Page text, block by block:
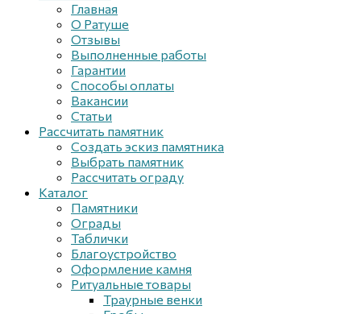
Главная
О Ратуше
Отзывы
Выполненные работы
Гарантии
Способы оплаты
Вакансии
Статьи
Рассчитать памятник
Создать эскиз памятника
Выбрать памятник
Рассчитать ограду
Каталог
Памятники
Ограды
Таблички
Благоустройствo
Оформление камня
Ритуальные товары
Траурные венки